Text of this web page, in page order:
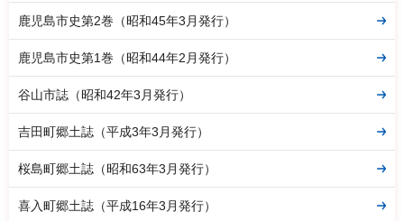
鹿児島市史第2巻（昭和45年3月発行）
鹿児島市史第1巻（昭和44年2月発行）
谷山市誌（昭和42年3月発行）
吉田町郷土誌（平成3年3月発行）
桜島町郷土誌（昭和63年3月発行）
喜入町郷土誌（平成16年3月発行）